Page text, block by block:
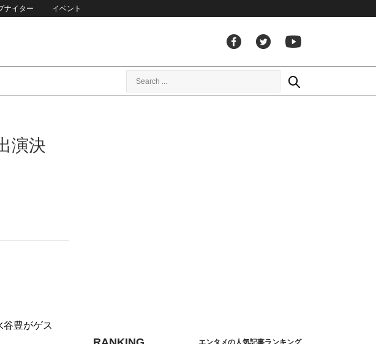
ナイター イベント
演決
谷豊がゲス
エンタメの人気記事ランキング